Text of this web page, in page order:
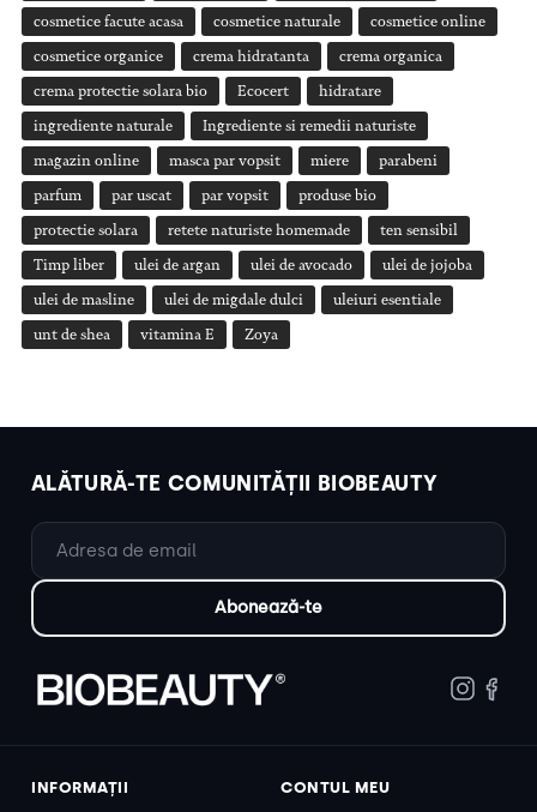
cosmetice facute acasa cosmetice naturale cosmetice online
cosmetice organice crema hidratanta crema organica
crema protectie solara bio Ecocert hidratare
ingrediente naturale Ingrediente si remedii naturiste
magazin online masca par vopsit miere parabeni
parfum par uscat par vopsit produse bio
protectie solara retete naturiste homemade ten sensibil
Timp liber ulei de argan ulei de avocado ulei de jojoba
ulei de masline ulei de migdale dulci uleiuri esentiale
unt de shea vitamina E Zoya
ALĂTURĂ-TE COMUNITĂȚII BIOBEAUTY
INFORMAȚII
CONTUL MEU